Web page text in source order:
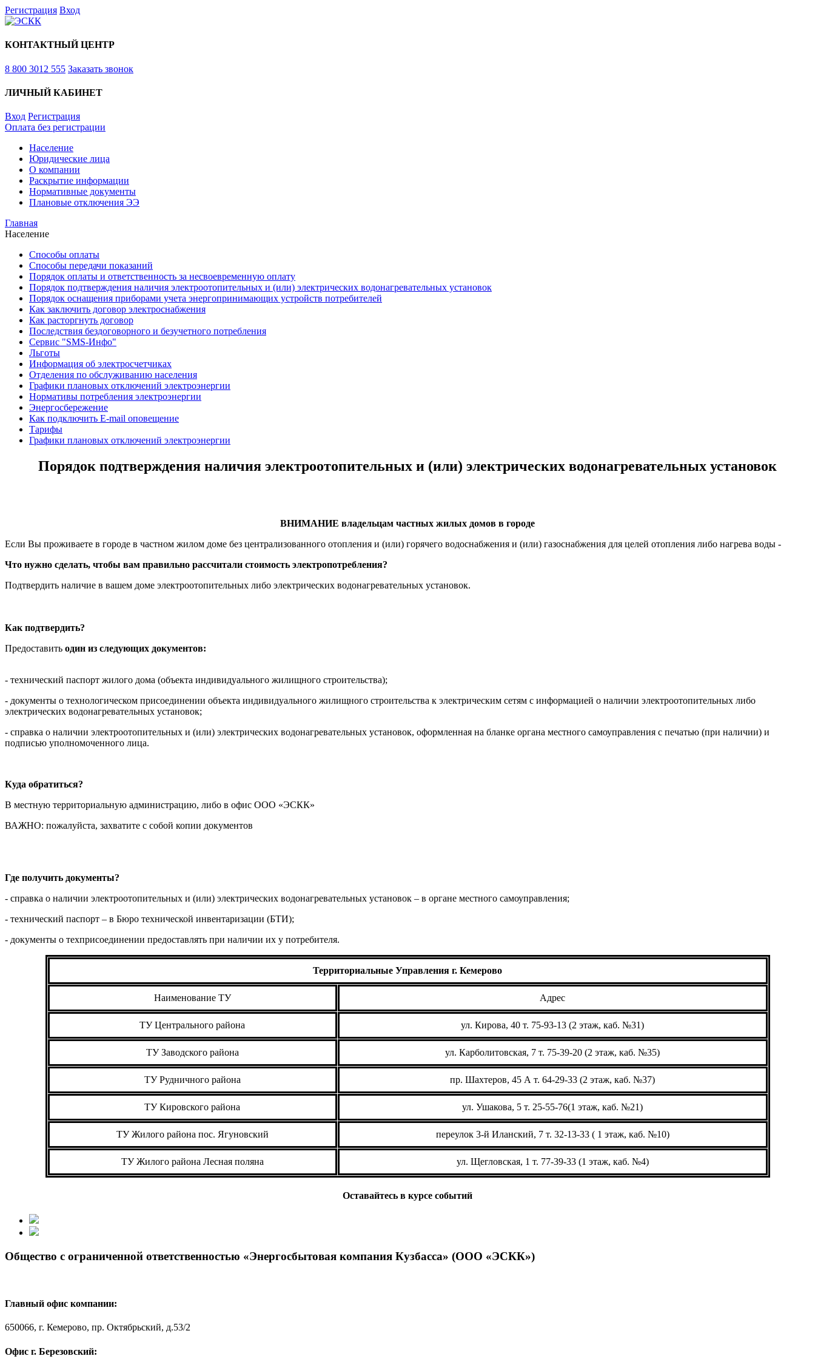
Регистрация Вход
КОНТАКТНЫЙ ЦЕНТР
8 800 3012 555 Заказать звонок
ЛИЧНЫЙ КАБИНЕТ
Вход Регистрация
Оплата без регистрации
Население
Юридические лица
О компании
Раскрытие информации
Нормативные документы
Плановые отключения ЭЭ
Главная
Население
Способы оплаты
Способы передачи показаний
Порядок оплаты и ответственность за несвоевременную оплату
Порядок подтверждения наличия электроотопительных и (или) электрических водонагревательных установок
Порядок оснащения приборами учета энергопринимающих устройств потребителей
Как заключить договор электроснабжения
Как расторгнуть договор
Последствия бездоговорного и безучетного потребления
Сервис "SMS-Инфо"
Льготы
Информация об электросчетчиках
Отделения по обслуживанию населения
Графики плановых отключений электроэнергии
Нормативы потребления электроэнергии
Энергосбережение
Как подключить E-mail оповещение
Тарифы
Графики плановых отключений электроэнергии
Порядок подтверждения наличия электроотопительных и (или) электрических водонагревательных установок
ВНИМАНИЕ владельцам частных жилых домов в городе
Если Вы проживаете в городе в частном жилом доме без централизованного отопления и (или) горячего водоснабжения и (или) газоснабжения для целей отопления либо нагрева воды -
Что нужно сделать, чтобы вам правильно рассчитали стоимость электропотребления?
Подтвердить наличие в вашем доме электроотопительных либо электрических водонагревательных установок.
Как подтвердить?
Предоставить один из следующих документов:
- технический паспорт жилого дома (объекта индивидуального жилищного строительства);
- документы о технологическом присоединении объекта индивидуального жилищного строительства к электрическим сетям с информацией о наличии электроотопительных либо
электрических водонагревательных установок;
- справка о наличии электроотопительных и (или) электрических водонагревательных установок, оформленная на бланке органа местного самоуправления с печатью (при наличии) и
подписью уполномоченного лица.
Куда обратиться?
В местную территориальную администрацию, либо в офис ООО «ЭСКК»
ВАЖНО: пожалуйста, захватите с собой копии документов
Где получить документы?
- справка о наличии электроотопительных и (или) электрических водонагревательных установок – в органе местного самоуправления;
- технический паспорт – в Бюро технической инвентаризации (БТИ);
- документы о техприсоединении предоставлять при наличии их у потребителя.
Территориальные Управления г. Кемерово
Наименование ТУ Адрес
ТУ Центрального района ул. Кирова, 40 т. 75-93-13 (2 этаж, каб. №31)
ТУ Заводского района ул. Карболитовская, 7 т. 75-39-20 (2 этаж, каб. №35)
ТУ Рудничного района пр. Шахтеров, 45 А т. 64-29-33 (2 этаж, каб. №37)
ТУ Кировского района ул. Ушакова, 5 т. 25-55-76(1 этаж, каб. №21)
ТУ Жилого района пос. Ягуновский переулок 3-й Иланский, 7 т. 32-13-33 ( 1 этаж, каб. №10)
ТУ Жилого района Лесная поляна ул. Щегловская, 1 т. 77-39-33 (1 этаж, каб. №4)
Оставайтесь в курсе событий
Общество с ограниченной ответственностью «Энергосбытовая компания Кузбасса» (ООО «ЭСКК»)
Главный офис компании:
650066, г. Кемерово, пр. Октябрьский, д.53/2
Офис г. Березовский: